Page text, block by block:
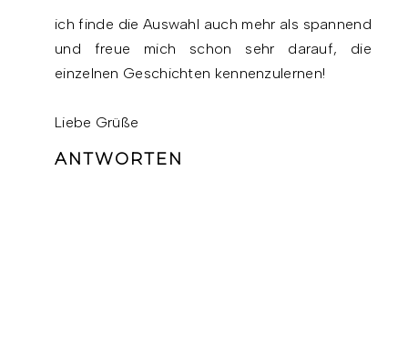
ich finde die Auswahl auch mehr als spannend
und freue mich schon sehr darauf, die
einzelnen Geschichten kennenzulernen!
Liebe Grüße
ANTWORTEN